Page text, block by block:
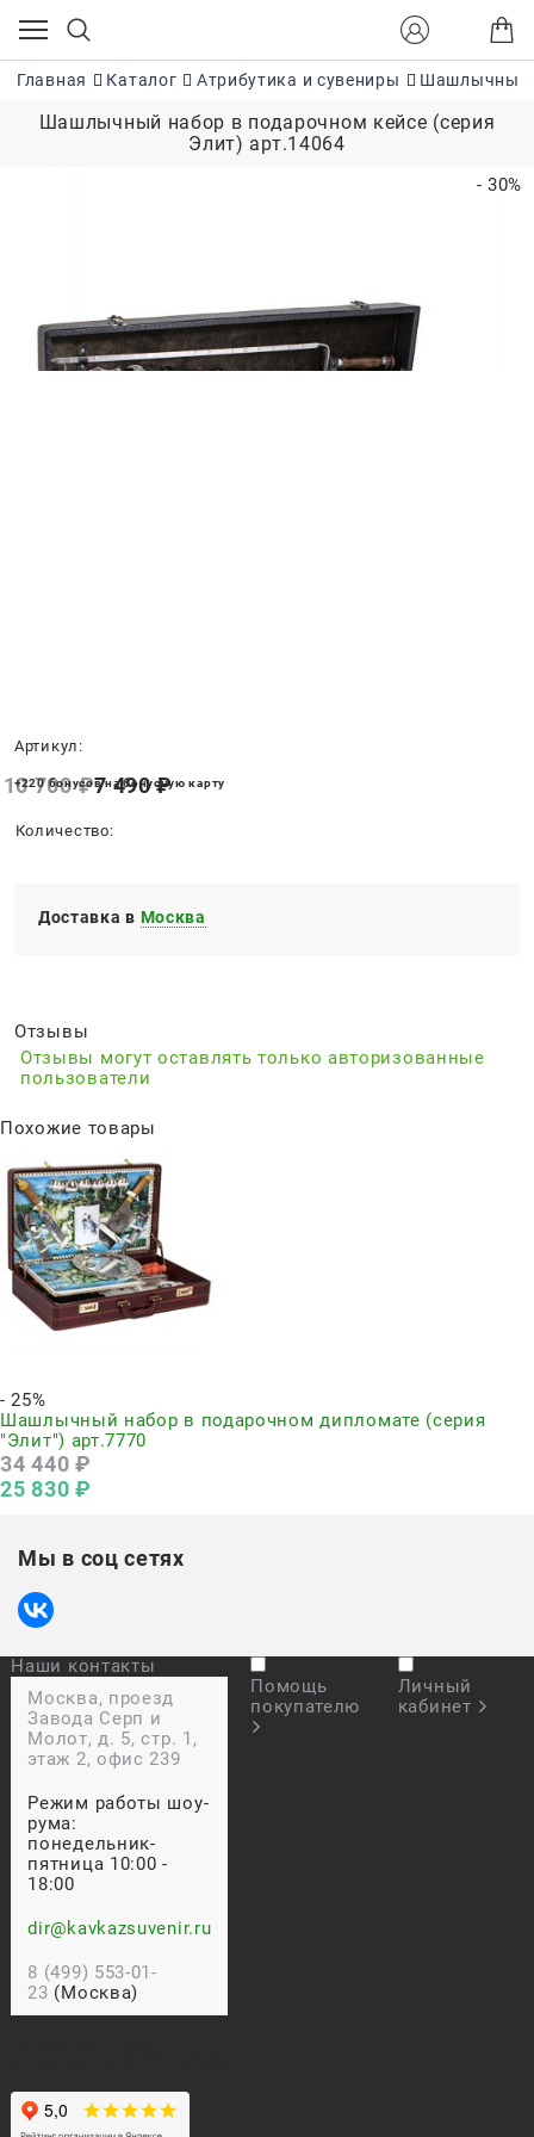
Главная Каталог Атрибутика и сувениры Шашлычные
Шашлычный набор в подарочном кейсе (серия
Элит) арт.14064
- 30%
Артикул:
10 700 ₽7 490 ₽
+220 бонусов на бонусную карту
Количество:
Доставка в Москва
Отзывы
Отзывы могут оставлять только авторизованные
пользователи
Похожие товары
- 25%
Шашлычный набор в подарочном дипломате (серия
"Элит") арт.7770
34 440 ₽
25 830 ₽
Мы в соц сетях
Наши контакты
Москва, проезд
Завода Серп и
Молот, д. 5, стр. 1,
этаж 2, офис 239
Режим работы шоу-
рума:
понедельник-
пятница 10:00 -
18:00
dir@kavkazsuvenir.ru
8 (499) 553-01-
23 (Москва)
Помощь
покупателю
Личный
кабинет